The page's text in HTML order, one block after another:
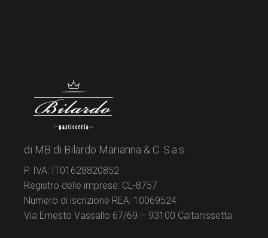
di MB di Bilardo Marianna & C. S.a.s.
P. IVA: IT01628820852
Registro delle imprese: CL-8757
Numero di iscrizione REA: 10069524
Via Ernesto Vassallo 67/69 – 93100 Caltanissetta